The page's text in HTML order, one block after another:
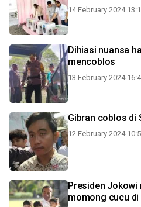
14 February 2024
Dihiasi nuansa
mencoblos
13 February 2024
Gibran coblos di
12 February 2024
Presiden Jokowi
momong cucu